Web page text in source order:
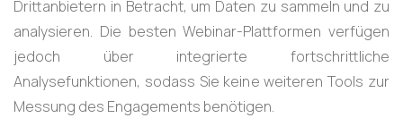
Drittanbietern in Betracht, um Daten zu sammeln und zu
analysieren. Die besten Webinar-Plattformen verfügen
jedoch über integrierte fortschrittliche
Analysefunktionen, sodass Sie keine weiteren Tools zur
Messung des Engagements benötigen.